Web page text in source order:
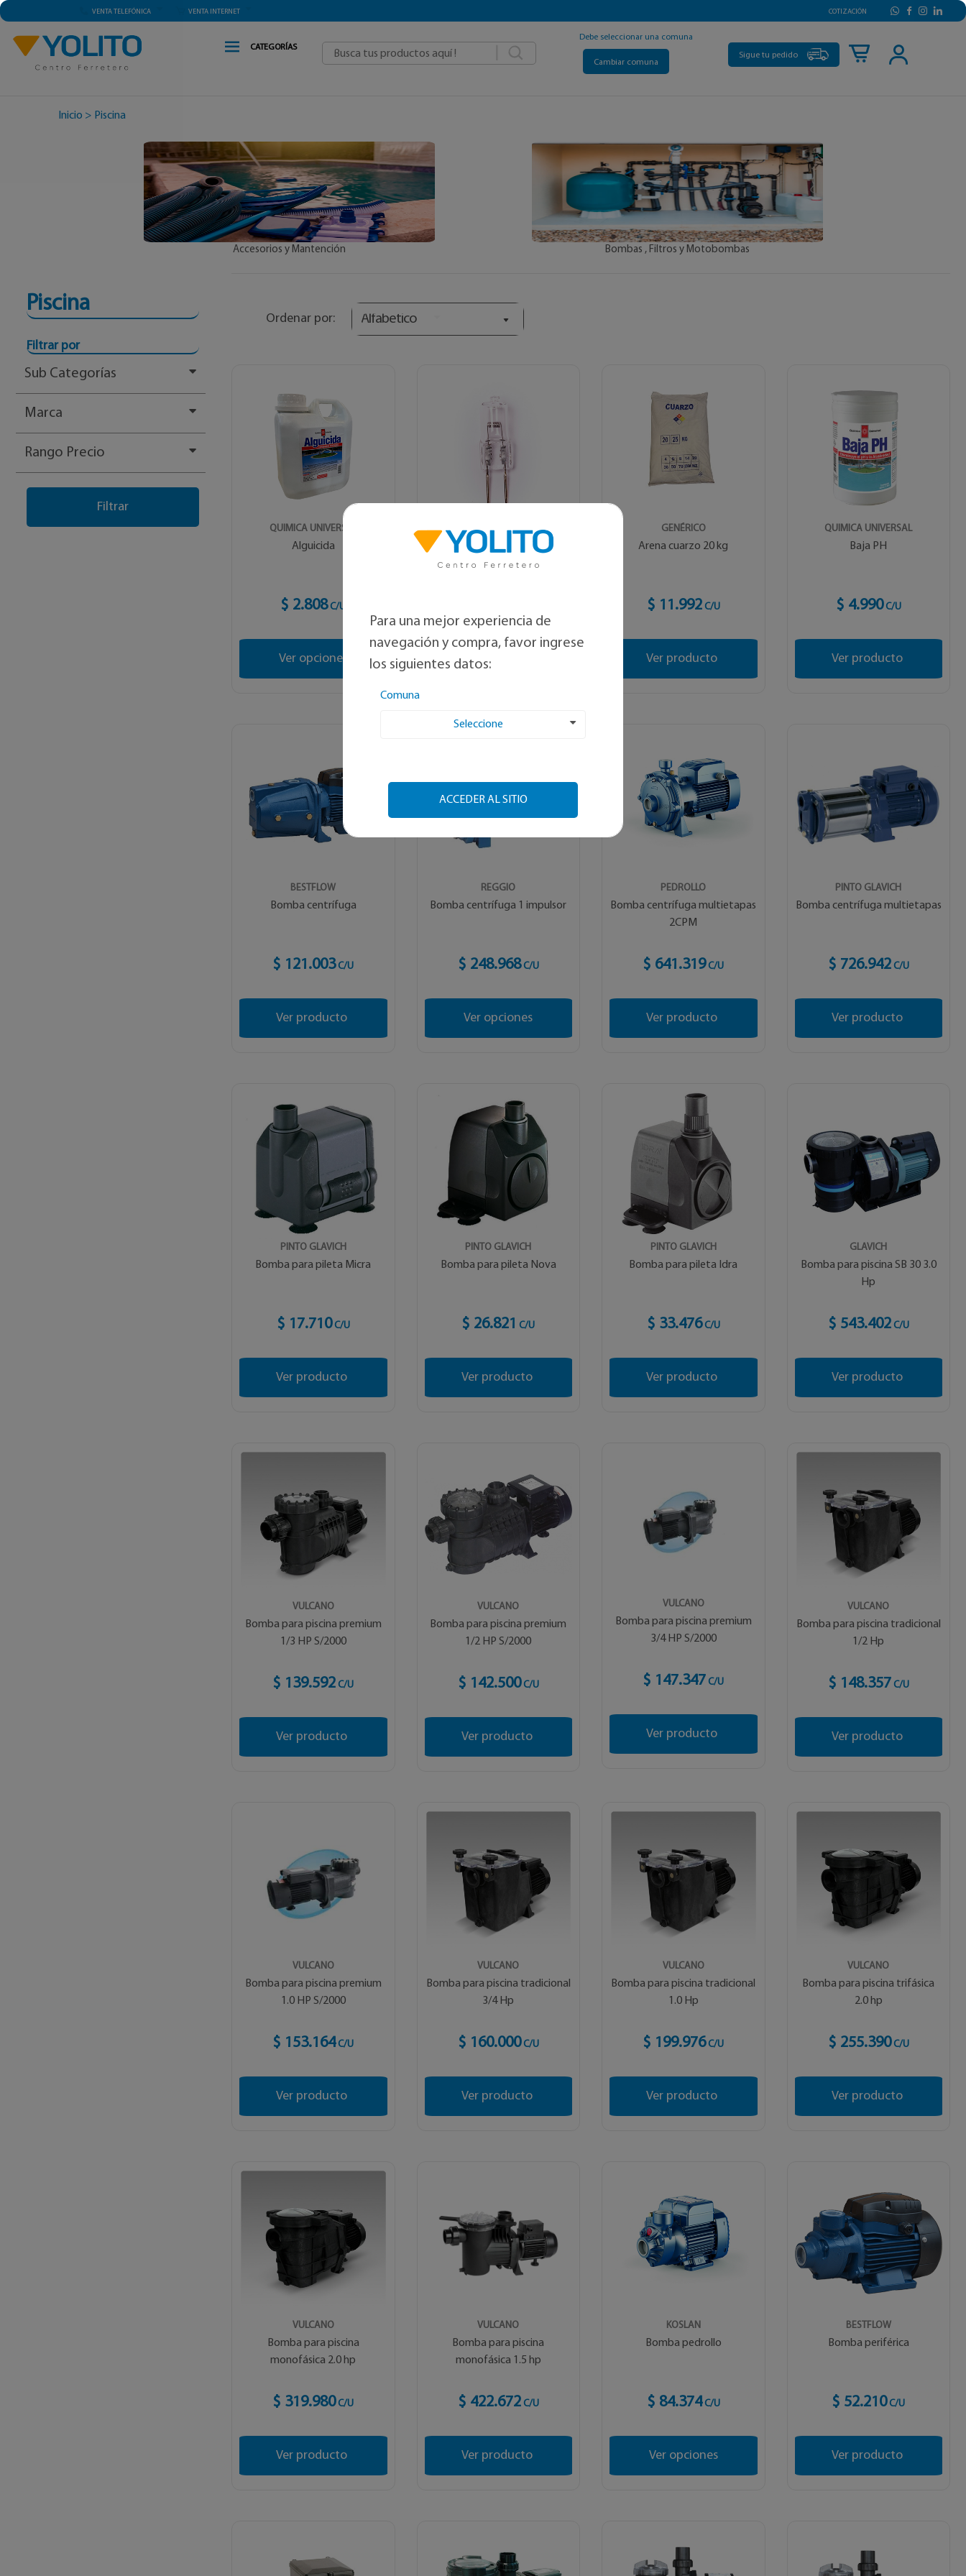
VENTA TELEFÓNICA VENTA INTERNET COTIZACIÓN
CATEGORÍAS
Debe seleccionar una comuna
Cambiar comuna
Sigue tu pedido
Inicio > Piscina
Accesorios y Mantención Bombas , Filtros y Motobombas
Piscina
Filtrar por
Sub Categorías
Marca
Rango Precio
Ordenar por: Alfabetico
QUIMICA UNIVERSAL
Alguicida
$ 2.808 C/U
Ver opciones
VULCANO
Ampolleta 100w 12v
Ver producto
GENÉRICO
Arena cuarzo 20 kg
$ 11.992 C/U
Ver producto
QUIMICA UNIVERSAL
Baja PH
$ 4.990 C/U
Ver producto
BESTFLOW
Bomba centrífuga
$ 121.003 C/U
Ver producto
REGGIO
Bomba centrífuga 1 impulsor
$ 248.968 C/U
Ver opciones
PEDROLLO
Bomba centrífuga multietapas
2CPM
$ 641.319 C/U
Ver producto
PINTO GLAVICH
Bomba centrífuga multietapas
$ 726.942 C/U
Ver producto
PINTO GLAVICH
Bomba para pileta Micra
$ 17.710 C/U
Ver producto
PINTO GLAVICH
Bomba para pileta Nova
$ 26.821 C/U
Ver producto
PINTO GLAVICH
Bomba para pileta Idra
$ 33.476 C/U
Ver producto
GLAVICH
Bomba para piscina SB 30 3.0
Hp
$ 543.402 C/U
Ver producto
VULCANO
Bomba para piscina premium
1/3 HP S/2000
$ 139.592 C/U
Ver producto
VULCANO
Bomba para piscina premium
1/2 HP S/2000
$ 142.500 C/U
Ver producto
VULCANO
Bomba para piscina premium
3/4 HP S/2000
$ 147.347 C/U
Ver producto
VULCANO
Bomba para piscina tradicional
1/2 Hp
$ 148.357 C/U
Ver producto
VULCANO
Bomba para piscina premium
1.0 HP S/2000
$ 153.164 C/U
Ver producto
VULCANO
Bomba para piscina tradicional
3/4 Hp
$ 160.000 C/U
Ver producto
VULCANO
Bomba para piscina tradicional
1.0 Hp
$ 199.976 C/U
Ver producto
VULCANO
Bomba para piscina trifásica
2.0 hp
$ 255.390 C/U
Ver producto
VULCANO
Bomba para piscina
monofásica 2.0 hp
$ 319.980 C/U
Ver producto
VULCANO
Bomba para piscina
monofásica 1.5 hp
$ 422.672 C/U
Ver producto
KOSLAN
Bomba pedrollo
$ 84.374 C/U
Ver opciones
BESTFLOW
Bomba periférica
$ 52.210 C/U
Ver producto
Para una mejor experiencia de
navegación y compra, favor ingrese
los siguientes datos:
Comuna
Seleccione
ACCEDER AL SITIO